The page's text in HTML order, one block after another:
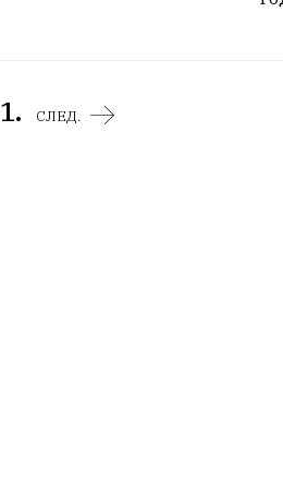
1. СЛЕД.